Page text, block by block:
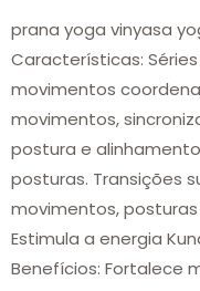
prana yoga vinyasa
Características:
movimentos
movimentos,
postura e
posturas. Transições
movimentos,
Estimula a energia
Benefícios: Fortalece